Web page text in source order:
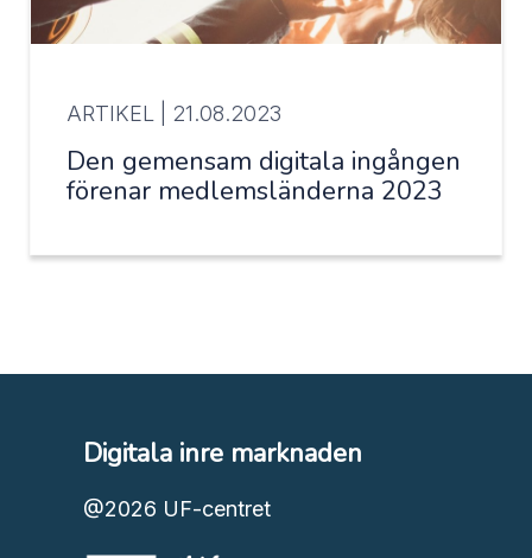
ARTIKEL | 21.08.2023
Den gemensam digitala ingången
förenar medlemsländerna 2023
Digitala inre marknaden
@2026 UF-centret